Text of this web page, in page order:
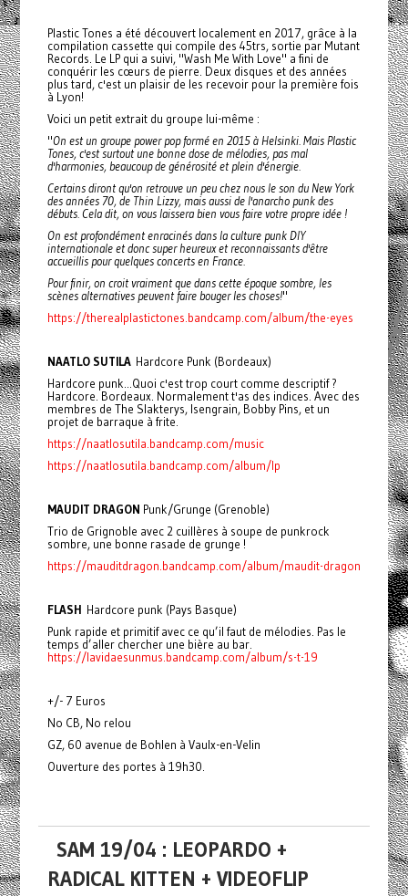
Plastic Tones a été découvert localement en 2017, grâce à la
compilation cassette qui compile des 45trs, sortie par Mutant
Records. Le LP qui a suivi, "Wash Me With Love" a fini de
conquérir les cœurs de pierre. Deux disques et des années
plus tard, c'est un plaisir de les recevoir pour la première fois
à Lyon!
Voici un petit extrait du groupe lui-même :
"On est un groupe power pop formé en 2015 à Helsinki. Mais Plastic
Tones, c'est surtout une bonne dose de mélodies, pas mal
d'harmonies, beaucoup de générosité et plein d'énergie.
Certains diront qu'on retrouve un peu chez nous le son du New York
des années 70, de Thin Lizzy, mais aussi de l'anarcho punk des
débuts. Cela dit, on vous laissera bien vous faire votre propre idée !
On est profondément enracinés dans la culture punk DIY
internationale et donc super heureux et reconnaissants d'être
accueillis pour quelques concerts en France.
Pour finir, on croit vraiment que dans cette époque sombre, les
scènes alternatives peuvent faire bouger les choses!"
https://therealplastictones.bandcamp.com/album/the-eyes
NAATLO SUTILAHardcore Punk (Bordeaux)
Hardcore punk...Quoi c'est trop court comme descriptif ?
Hardcore. Bordeaux. Normalement t'as des indices. Avec des
membres de The Slakterys, Isengrain, Bobby Pins, et un
projet de barraque à frite.
https://naatlosutila.bandcamp.com/music
https://naatlosutila.bandcamp.com/album/lp
MAUDIT DRAGON Punk/Grunge (Grenoble)
Trio de Grignoble avec 2 cuillères à soupe de punkrock
sombre, une bonne rasade de grunge !
https://mauditdragon.bandcamp.com/album/maudit-dragon
FLASH Hardcore punk (Pays Basque)
Punk rapide et primitif avec ce qu’il faut de mélodies. Pas le
temps d’aller chercher une bière au bar.
https://lavidaesunmus.bandcamp.com/album/s-t-19
+/- 7 Euros
No CB, No relou
GZ, 60 avenue de Bohlen à Vaulx-en-Velin
Ouverture des portes à 19h30.
SAM 19/04 : LEOPARDO +
RADICAL KITTEN + VIDEOFLIP